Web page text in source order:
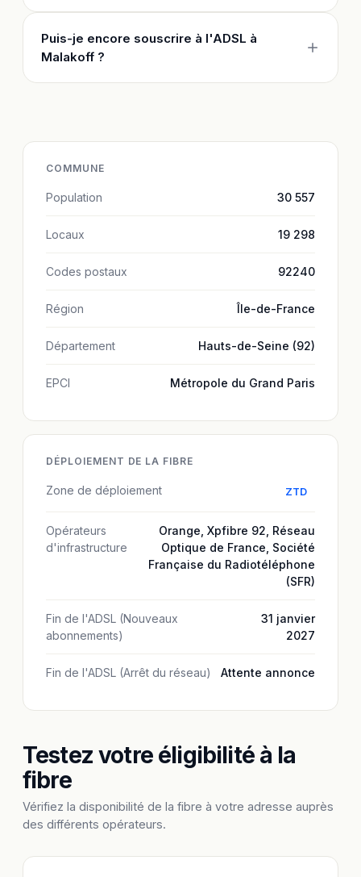
Puis-je encore souscrire à l'ADSL à
Malakoff ?
COMMUNE
Population 30 557
Locaux 19 298
Codes postaux 92240
Région Île-de-France
Département Hauts-de-Seine (92)
EPCI Métropole du Grand Paris
DÉPLOIEMENT DE LA FIBRE
Zone de déploiement ZTD
Opérateurs
d'infrastructure
Orange Xpfibre 92 Réseau
Optique de France Société
Française du Radiotéléphone
(SFR)
Fin de l'ADSL (Nouveaux
abonnements)
31 janvier
2027
Fin de l'ADSL (Arrêt du réseau) Attente annonce
Testez votre éligibilité à la
fibre
Vérifiez la disponibilité de la fibre à votre adresse auprès
des différents opérateurs.